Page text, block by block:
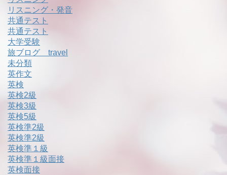
リスニング・発音
共通テスト
共通テスト
大学受験
旅ブログ travel
未分類
英作文
英検
英検2級
英検3級
英検5級
英検準2級
英検準2級
英検準１級
英検準１級面接
英検面接